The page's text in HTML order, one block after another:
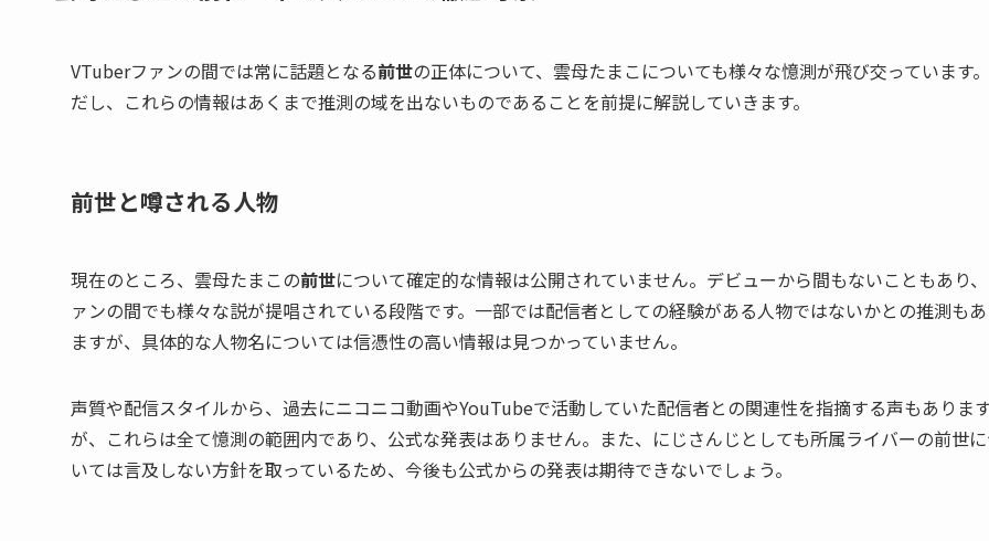
VTuberファンの間では常に話題となる前世の正体について、雲母たまこについても様々な憶測が飛び交っています
だし、これらの情報はあくまで推測の域を出ないものであることを前提に解説していきます。
前世と噂される人物
現在のところ、雲母たまこの前世について確定的な情報は公開されていません。デビューから間もないこともあり
ァンの間でも様々な説が提唱されている段階です。一部では配信者としての経験がある人物ではないかとの推測もあ
ますが、具体的な人物名については信憑性の高い情報は見つかっていません。
声質や配信スタイルから、過去にニコニコ動画やYouTubeで活動していた配信者との関連性を指摘する声もありま
が、これらは全て憶測の範囲内であり、公式な発表はありません。また、にじさんじとしても所属ライバーの前世
いては言及しない方針を取っているため、今後も公式からの発表は期待できないでしょう。